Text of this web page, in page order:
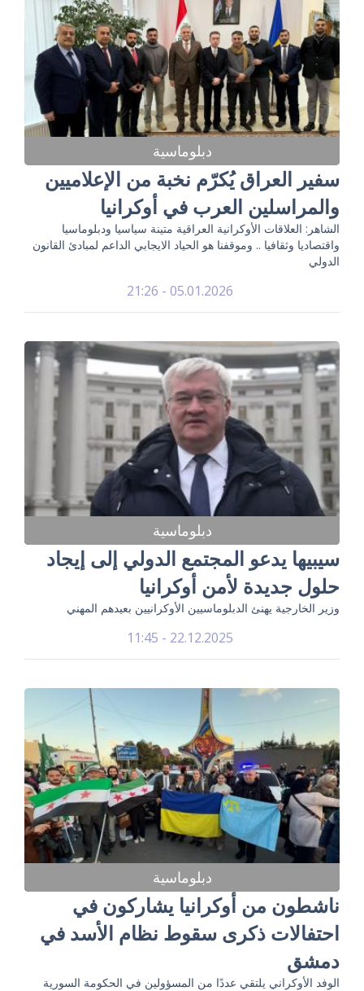
دبلوماسية
سفير العراق يُكرّم نخبة من الإعلاميين
والمراسلين العرب في أوكرانيا
الشاهر: العلاقات الأوكرانية العراقية متينة سياسيا ودبلوماسيا
واقتصاديا وثقافيا .. وموقفنا هو الحياد الايجابي الداعم لمبادئ القانون
الدولي
05.01.2026 - 21:26
دبلوماسية
سيبيها يدعو المجتمع الدولي إلى إيجاد
حلول جديدة لأمن أوكرانيا
وزير الخارجية يهنئ الدبلوماسيين الأوكرانيين بعيدهم المهني
22.12.2025 - 11:45
دبلوماسية
ناشطون من أوكرانيا يشاركون في
احتفالات ذكرى سقوط نظام الأسد في
دمشق
الوفد الأوكراني يلتقي عددًا من المسؤولين في الحكومة السورية